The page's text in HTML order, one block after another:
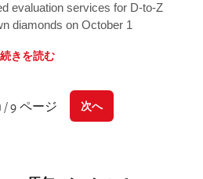
evaluation services for D-to-Z
diamonds on October 1
続きを読む
/ 9 ページ 次へ